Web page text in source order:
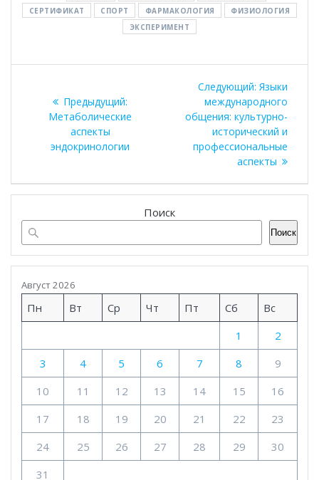
СЕРТИФИКАТ
СПОРТ ФАРМАКОЛОГИЯ
ФИЗИОЛОГИЯ
ЭКСПЕРИМЕНТ
записям
Предыдущий:
запись:
Метаболические
аспекты
эндокринологии
Следующий: Следующая
запись:
Языки
международного
общения: культурно-
исторический и
профессиональные
аспекты
Поиск
Поиск
Август 2026
Пн Вт Ср Чт Пт Сб
Вс
1
2
3
4 5 6 7 8
9
10
11 12 13 14 15
16
17
18 19 20 21 22
23
24
25 26 27 28 29
30
31